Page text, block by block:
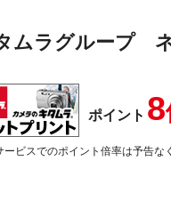
ムラグループ
ポイント 8
ビスでのポイント倍率は予告な